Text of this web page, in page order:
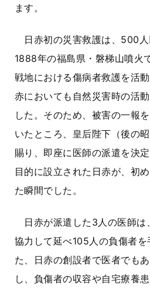
ます。
日赤初の災害救護は、500人
1888年の福島県・磐梯山噴火
戦地における傷病者救護を活
赤においても自然災害時の活
した。そのため、被害の一報
いたところ、皇后陛下（後の
賜り、即座に医師の派遣を決
目的に設立された日赤が、初
た瞬間でした。
日赤が派遣した3人の医師は
協力して延べ105人の負傷者を
た、日赤の創設者で医者でも
し、負傷者の収容や自宅療養